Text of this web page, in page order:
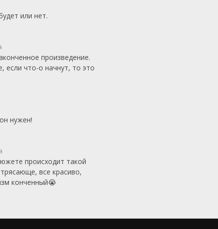
или нет.
произведение.
если что-о начнут, то это
нужен!
происходит такой
все красиво,
конченный😭